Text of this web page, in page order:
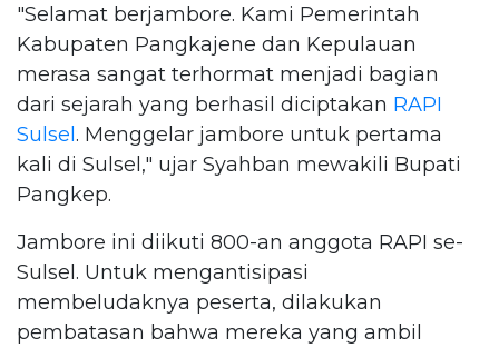
"Selamat berjambore. Kami Pemerintah
Kabupaten Pangkajene dan Kepulauan
merasa sangat terhormat menjadi bagian
dari sejarah yang berhasil diciptakan RAPI
Sulsel . Menggelar jambore untuk pertama
kali di Sulsel," ujar Syahban mewakili Bupati
Pangkep.
Jambore ini diikuti 800-an anggota RAPI se-
Sulsel. Untuk mengantisipasi
membeludaknya peserta, dilakukan
pembatasan bahwa mereka yang ambil